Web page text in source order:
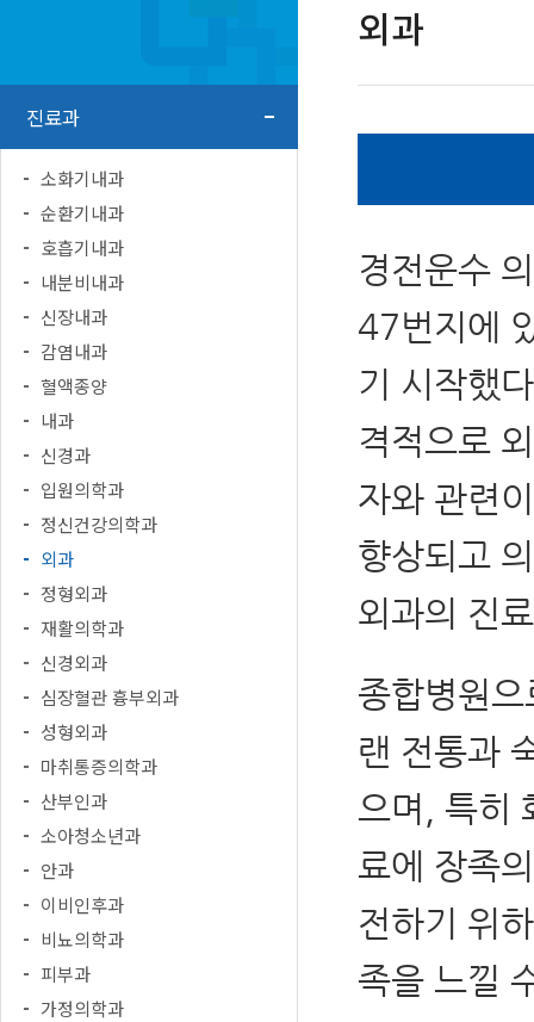
진료과
소화기내과
순환기내과
호흡기내과
내분비내과
신장내과
감염내과
혈액종양
내과
신경과
입원의학과
정신건강의학과
외과
정형외과
재활의학과
신경외과
심장혈관 흉부외과
성형외과
마취통증의학과
산부인과
소아청소년과
안과
이비인후과
비뇨의학과
피부과
가정의학과
외과
경전운수
47번지에
기 시작했
격적으로
자와 관련
향상되고
외과의 진
종합병원
랜 전통과
으며, 특히
료에 장족
전하기 위
족을 느낄